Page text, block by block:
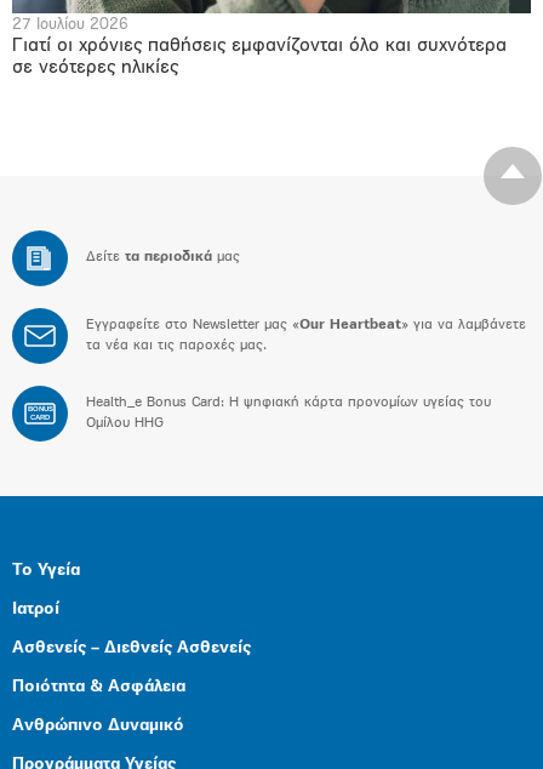
27 Ιουλίου 2026
Γιατί οι χρόνιες παθήσεις εμφανίζονται όλο και συχνότερα
σε νεότερες ηλικίες
Δείτε τα περιοδικά μας
Εγγραφείτε στο Newsletter μας «Our Heartbeat» για να λαμβάνετε
τα νέα και τις παροχές μας.
BONUS
CARD
Health_e Bonus Card: H ψηφιακή κάρτα προνομίων υγείας του
Ομίλου HHG
Το Υγεία
Ιατροί
Ασθενείς – Διεθνείς Ασθενείς
Ποιότητα & Ασφάλεια
Ανθρώπινο Δυναμικό
Προγράμματα Υγείας